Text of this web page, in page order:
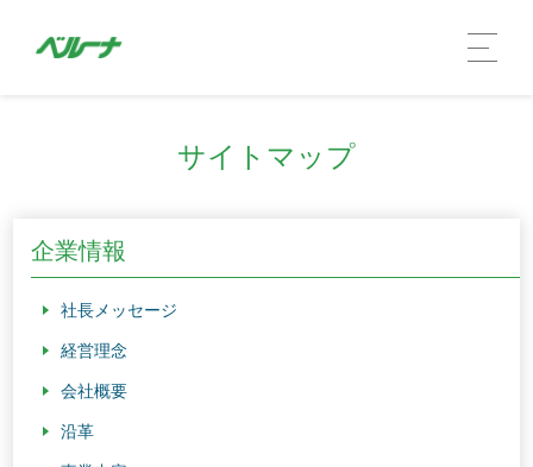
企業情報 TOP
サイトマップ
企業情報
社長メッセージ
経営理念
会社概要
沿革